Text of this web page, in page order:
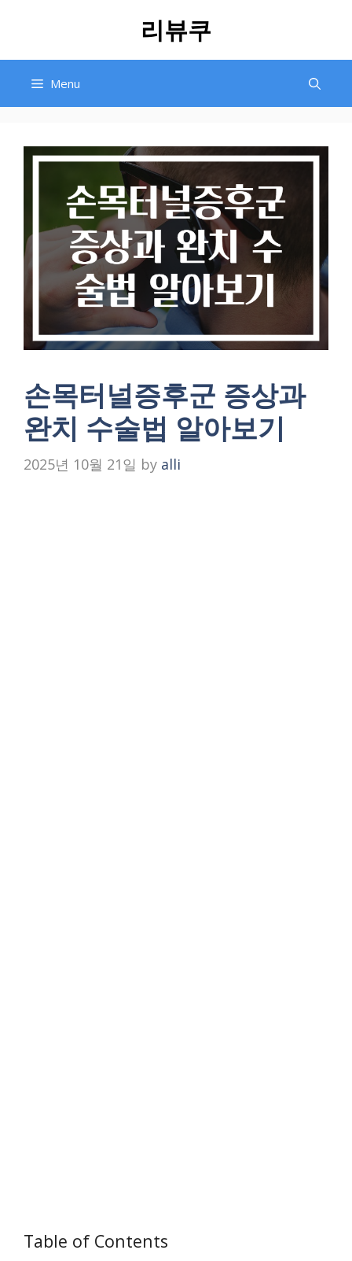
리뷰쿠
Menu
손목터널증후군 증상과
완치 수술법 알아보기
2025년 10월 21일 by alli
Table of Contents